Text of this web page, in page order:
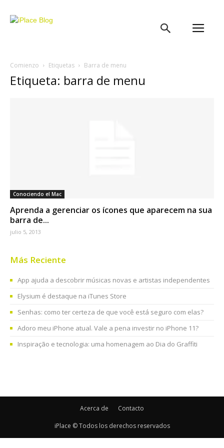
Comienzo Etiquetas Barra de menu
Etiqueta: barra de menu
Conociendo el Mac
Aprenda a gerenciar os ícones que aparecem na sua
barra de...
julio 5, 2013
Más Reciente
App ajuda a descobrir músicas novas e artistas independentes
Elysium é destaque na iTunes Store
Senhas: como ter certeza de que você está seguro com elas?
Adoro meu iPhone atual. Vale a pena investir no iPhone 11?
Inspiração e tecnologia: uma homenagem ao Dia do Graffiti
Acerca de Contacto
iPlace © Todos los derechos reservados